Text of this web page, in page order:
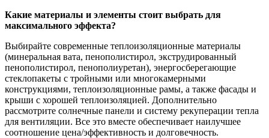
Какие материалы и элементы стоит выбрать для
максимального эффекта?
Выбирайте современные теплоизоляционные материалы
(минеральная вата, пенополистирол, экструдированный
пенополистирол, пенополиуретан), энергосберегающие
стеклопакеты с тройными или многокамерными
конструкциями, теплоизоляционные рамы, а также фасады и
крыши с хорошей теплоизоляцией. Дополнительно
рассмотрите солнечные панели и систему рекуперации тепла
для вентиляции. Все это вместе обеспечивает наилучшее
соотношение цена/эффективность и долговечность.